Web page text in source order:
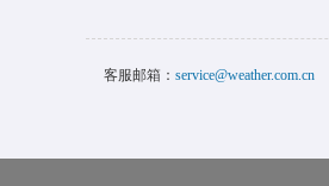
客服邮箱： service@weather.com.cn